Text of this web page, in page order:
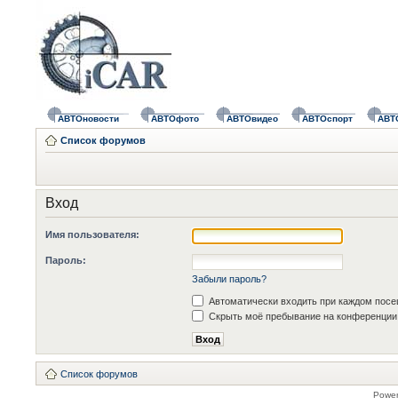
АВТОновости АВТОфото АВТОвидео АВТОспорт
Список форумов
Вход
Имя пользователя:
Пароль:
Забыли пароль?
Автоматически входить при каждом
Скрыть моё пребывание на конференции
Список форумов